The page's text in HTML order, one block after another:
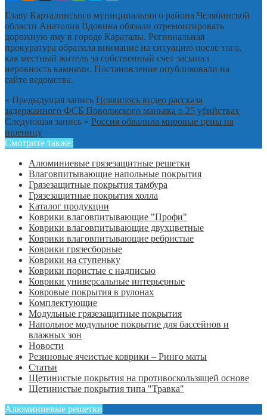
Главу Карталинского муниципального района Челябинской
области Анатолия Вдовина обязали отремонтировать
дорожную яму в городе Караталы. Региональная
прокуратура обратила внимание на ситуацию после того,
как местный житель за собственный счет засыпал
неровность камнями. Постановление опубликовали на
сайте ведомства.
« Предыдущая запись Появилось видео рассказа
задержанного ФСБ Поволжского маньяка о 25 убийствах
Следующая запись » Россия обвалила мировые цены на
пшеницу
Смотрите также:
Алюминиевые грязезащитные решетки
Влаговпитывающие напольные покрытия
Грязезащитные покрытия тамбура
Грязезащитные покрытия холла
Каталог продукции
Коврики влаговпитывающие "Профи"
Коврики влаговпитывающие двухцветные
Коврики влаговпитывающие ребристые
Коврики грязесборные
Коврики на ступеньку
Коврики пористые с надписью
Коврики универсальные интерьерные
Ковровые покрытия в рулонах
Комплектующие
Модульные грязезащитные покрытия
Напольное модульное покрытие для бассейнов и
влажных зон
Новости
Резиновые ячеистые коврики – Ринго маты
Статьи
Щетинистые покрытия на противоскользящей основе
Щетинистые покрытия типа "Травка"
Алюминиевые решетки